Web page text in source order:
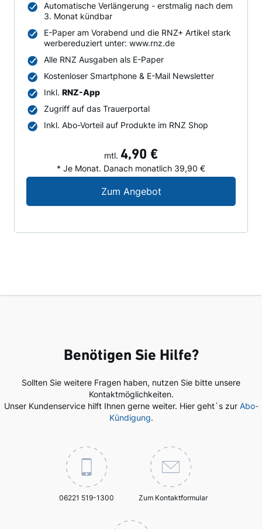
Automatische Verlängerung - erstmalig nach dem
3. Monat kündbar
E-Paper am Vorabend und die RNZ+ Artikel stark
werbereduziert unter: www.rnz.de
Alle RNZ Ausgaben als E-Paper
Kostenloser Smartphone & E-Mail Newsletter
Inkl. RNZ-App
Zugriff auf das Trauerportal
Inkl. Abo-Vorteil auf Produkte im RNZ Shop
mtl. 4,90 €
* Je Monat. Danach monatlich 39,90 €
Zum AngebotDigital-Angebot für
Benötigen Sie Hilfe?
Sollten Sie weitere Fragen haben, nutzen Sie bitte unsere
Kontaktmöglichkeiten.
Unser Kundenservice hilft Ihnen gerne weiter. Hier geht`s zur Abo-
Kündigung.
06221 519-1300 Zum Kontaktformular